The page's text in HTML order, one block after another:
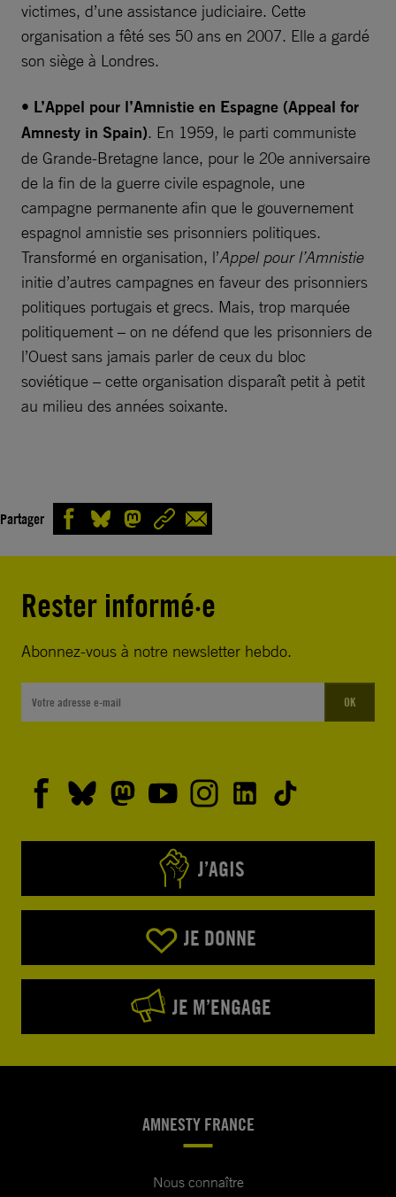
victimes, d’une assistance judiciaire. Cette
organisation a fêté ses 50 ans en 2007. Elle a gardé
son siège à Londres.
• L’Appel pour l’Amnistie en Espagne (Appeal for
Amnesty in Spain). En 1959, le parti communiste
de Grande-Bretagne lance, pour le 20e anniversaire
de la fin de la guerre civile espagnole, une
campagne permanente afin que le gouvernement
espagnol amnistie ses prisonniers politiques.
Transformé en organisation, l’Appel pour l’Amnistie
initie d’autres campagnes en faveur des prisonniers
politiques portugais et grecs. Mais, trop marquée
politiquement – on ne défend que les prisonniers de
l’Ouest sans jamais parler de ceux du bloc
soviétique – cette organisation disparaît petit à petit
au milieu des années soixante.
Partager
Rester informé·e
Abonnez-vous à notre newsletter hebdo.
OK
J’AGIS
JE DONNE
JE M’ENGAGE
AMNESTY FRANCE
Nous connaître